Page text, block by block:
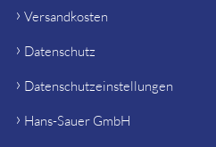
Versandkosten
Datenschutz
Datenschutzeinstellungen
Hans-Sauer GmbH